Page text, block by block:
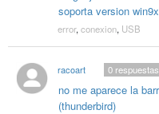
soporta version
error, conexion, USB
racoart
no me aparece la
(thunderbird)
0respuestas